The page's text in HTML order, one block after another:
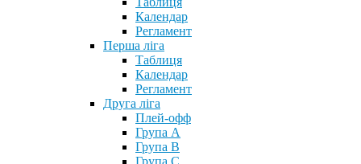
Календар
Регламент
Перша ліга
Таблиця
Календар
Регламент
Друга ліга
Плей-офф
Група А
Група В
Група С